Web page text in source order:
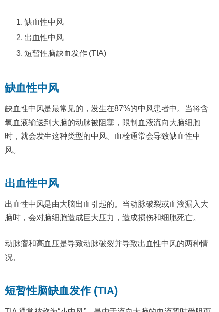
缺血性中风
出血性中风
短暂性脑缺血发作 (TIA)
缺血性中风
缺血性中风是最常见的，发生在87%的中风患者中。当将含
氧血液输送到大脑的动脉被阻塞，限制血液流向大脑细胞
时，就会发生这种类型的中风。血栓通常会导致缺血性中
风。
出血性中风
出血性中风是由大脑出血引起的。当动脉破裂或血液漏入大
脑时，会对脑细胞造成巨大压力，造成损伤和细胞死亡。
动脉瘤和高血压是导致动脉破裂并导致出血性中风的两种情
况。
短暂性脑缺血发作 (TIA)